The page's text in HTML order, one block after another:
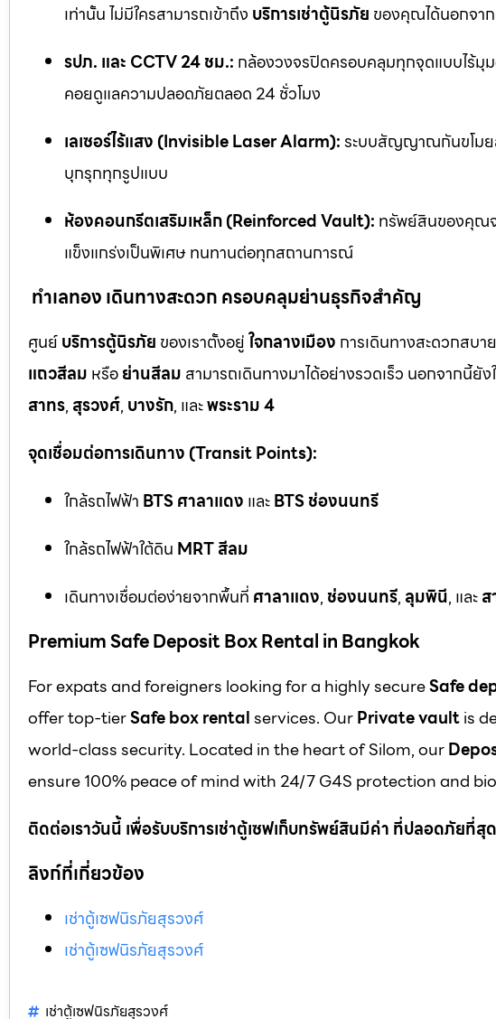
เท่านั้น ไม่มีใครสามารถเข้าถึง บริการเช่าตู้นิรภัย ของคุณได้นอกจา
รปภ. และ CCTV 24 ชม.: กล้องวงจรปิดครอบคลุมทุกจุดแบบไร้มุ
คอยดูแลความปลอดภัยตลอด 24 ชั่วโมง
เลเซอร์ไร้แสง (Invisible Laser Alarm):ระบบสัญญาณกันขโมย
บุกรุกทุกรูปแบบ
ห้องคอนกรีตเสริมเหล็ก (Reinforced Vault): ทรัพย์สินของคุณจ
แข็งแกร่งเป็นพิเศษ ทนทานต่อทุกสถานการณ์
ทำเลทอง เดินทางสะดวก ครอบคลุมย่านธุรกิจสำคัญ
ศูนย์บริการตู้นิรภัย ของเราตั้งอยู่ใจกลางเมือง การเดินทางสะดวกสบ
แถวสีลม หรือย่านสีลม สามารถเดินทางมาได้อย่างรวดเร็ว นอกจากนี้
สาทร, สุรวงศ์, บางรัก, และพระราม 4
จุดเชื่อมต่อการเดินทาง (Transit Points):
ใกล้รถไฟฟ้า BTS ศาลาแดง และBTS ช่องนนทรี
ใกล้รถไฟฟ้าใต้ดิน MRT สีลม
เดินทางเชื่อมต่อง่ายจากพื้นที่ ศาลาแดง, ช่องนนทรี, ลุมพินี, และ
Premium Safe Deposit Box Rental in Bangkok
For expats and foreigners looking for a highly secureSafe
offer top-tierSafe box rentalservices. OurPrivate vaultis
world-class security. Located in the heart of Silom, our
ensure 100% peace of mind with 24/7 G4S protection and
ติดต่อเราวันนี้ เพื่อรับบริการเช่าตู้เซฟเก็บทรัพย์สินมีค่า ที่ปลอดภัยที่สุ
ลิงก์ที่เกี่ยวข้อง
เช่าตู้เซฟนิรภัยสุรวงศ์
เช่าตู้เซฟนิรภัยสุรวงศ์
เช่าตู้เซฟนิรภัยสุรวงศ์